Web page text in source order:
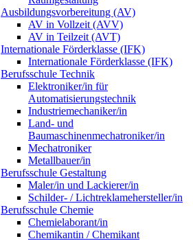
Ausbildungsvorbereitung (AV)
AV in Vollzeit (AVV)
AV in Teilzeit (AVT)
Internationale Förderklasse (IFK)
Internationale Förderklasse (IFK)
Berufsschule Technik
Elektroniker/in für
Automatisierungstechnik
Industriemechaniker/in
Land- und
Baumaschinenmechatroniker/in
Mechatroniker
Metallbauer/in
Berufsschule Gestaltung
Maler/in und Lackierer/in
Schilder- / Lichtreklamehersteller/in
Berufsschule Chemie
Chemielaborant/in
Chemikantin / Chemikant